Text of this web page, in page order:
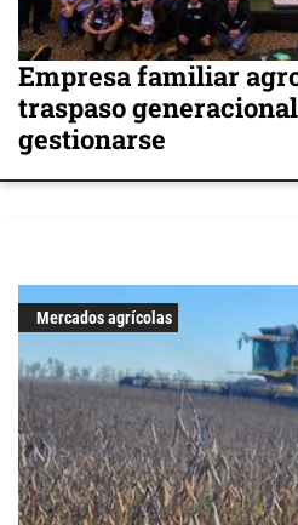
Empresa familiar
traspaso
gestionarse
Mercados agrícolas